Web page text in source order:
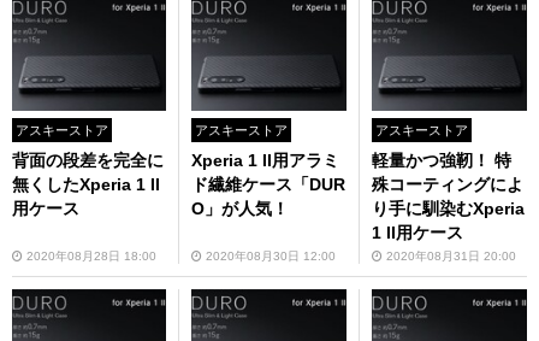
アスキーストア
背面の段差を完全に
無くしたXperia 1 II
用ケース
2020年08月28日 18:00
アスキーストア
Xperia 1 II用アラミ
ド繊維ケース「DUR
O」が人気！
2020年08月30日 12:00
アスキーストア
軽量かつ強靭！ 特
殊コーティングによ
り手に馴染むXperia
1 II用ケース
2020年08月31日 20:00